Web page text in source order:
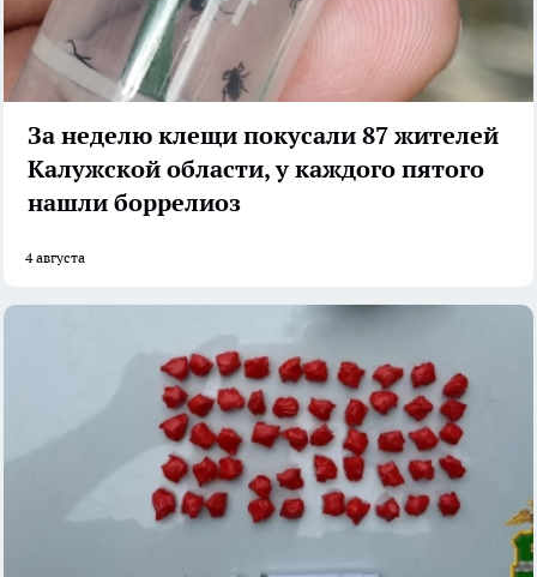
За неделю клещи покусали 87 жителей
Калужской области, у каждого пятого
нашли боррелиоз
4 августа